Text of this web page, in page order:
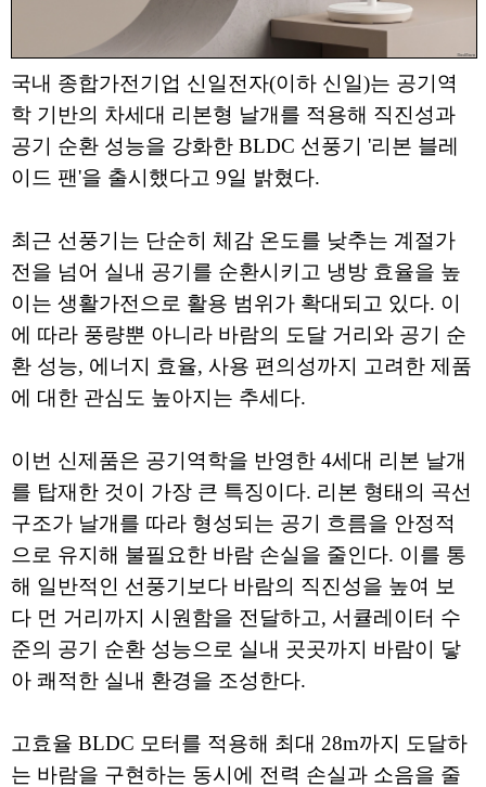
국내 종합가전기업 신일전자(이하 신일)는 공기역
학 기반의 차세대 리본형 날개를 적용해 직진성과
공기 순환 성능을 강화한 BLDC 선풍기 '리본 블레
이드 팬'을 출시했다고 9일 밝혔다.
최근 선풍기는 단순히 체감 온도를 낮추는 계절가
전을 넘어 실내 공기를 순환시키고 냉방 효율을 높
이는 생활가전으로 활용 범위가 확대되고 있다. 이
에 따라 풍량뿐 아니라 바람의 도달 거리와 공기 순
환 성능, 에너지 효율, 사용 편의성까지 고려한 제품
에 대한 관심도 높아지는 추세다.
이번 신제품은 공기역학을 반영한 4세대 리본 날개
를 탑재한 것이 가장 큰 특징이다. 리본 형태의 곡선
구조가 날개를 따라 형성되는 공기 흐름을 안정적
으로 유지해 불필요한 바람 손실을 줄인다. 이를 통
해 일반적인 선풍기보다 바람의 직진성을 높여 보
다 먼 거리까지 시원함을 전달하고, 서큘레이터 수
준의 공기 순환 성능으로 실내 곳곳까지 바람이 닿
아 쾌적한 실내 환경을 조성한다.
고효율 BLDC 모터를 적용해 최대 28m까지 도달하
는 바람을 구현하는 동시에 전력 손실과 소음을 줄